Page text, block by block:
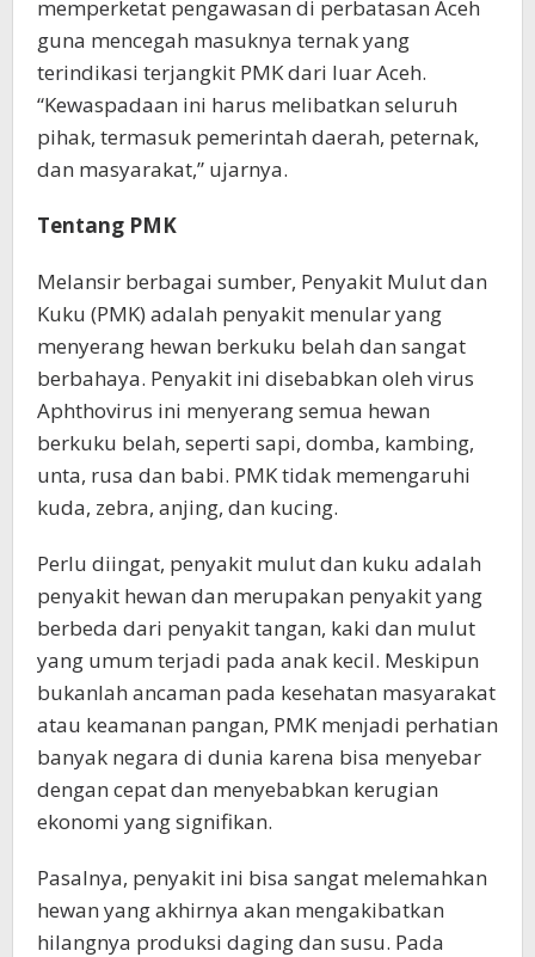
memperketat pengawasan di perbatasan Aceh
guna mencegah masuknya ternak yang
terindikasi terjangkit PMK dari luar Aceh.
“Kewaspadaan ini harus melibatkan seluruh
pihak, termasuk pemerintah daerah, peternak,
dan masyarakat,” ujarnya.
Tentang PMK
Melansir berbagai sumber, Penyakit Mulut dan
Kuku (PMK) adalah penyakit menular yang
menyerang hewan berkuku belah dan sangat
berbahaya. Penyakit ini disebabkan oleh virus
Aphthovirus ini menyerang semua hewan
berkuku belah, seperti sapi, domba, kambing,
unta, rusa dan babi. PMK tidak memengaruhi
kuda, zebra, anjing, dan kucing.
Perlu diingat, penyakit mulut dan kuku adalah
penyakit hewan dan merupakan penyakit yang
berbeda dari penyakit tangan, kaki dan mulut
yang umum terjadi pada anak kecil. Meskipun
bukanlah ancaman pada kesehatan masyarakat
atau keamanan pangan, PMK menjadi perhatian
banyak negara di dunia karena bisa menyebar
dengan cepat dan menyebabkan kerugian
ekonomi yang signifikan.
Pasalnya, penyakit ini bisa sangat melemahkan
hewan yang akhirnya akan mengakibatkan
hilangnya produksi daging dan susu. Pada